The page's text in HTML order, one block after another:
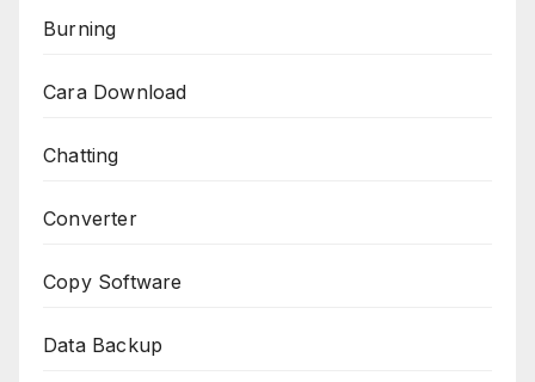
Burning
Cara Download
Chatting
Converter
Copy Software
Data Backup